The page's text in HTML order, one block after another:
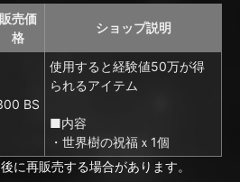
販売価
格
ショップ説明
BS
使用すると経験値50万が得
られるアイテム
■内容
・世界樹の祝福ｘ1個
に再販売する場合があります。